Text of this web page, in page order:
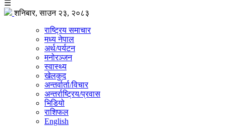
☰
शनिबार, साउन २३, २०८३
राष्ट्रिय समाचार
मध्य नेपाल
अर्थ/पर्यटन
मनोरञ्जन
स्वास्थ्य
खेलकुद
अन्तर्वार्ता/विचार
अन्तर्राष्ट्रिय/प्रवास
भिडियो
राशिफल
English